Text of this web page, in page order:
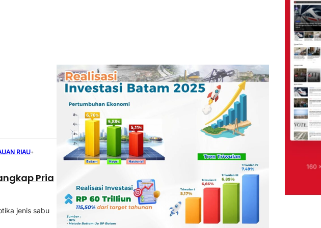
RIAU•
Pria
jenis sabu